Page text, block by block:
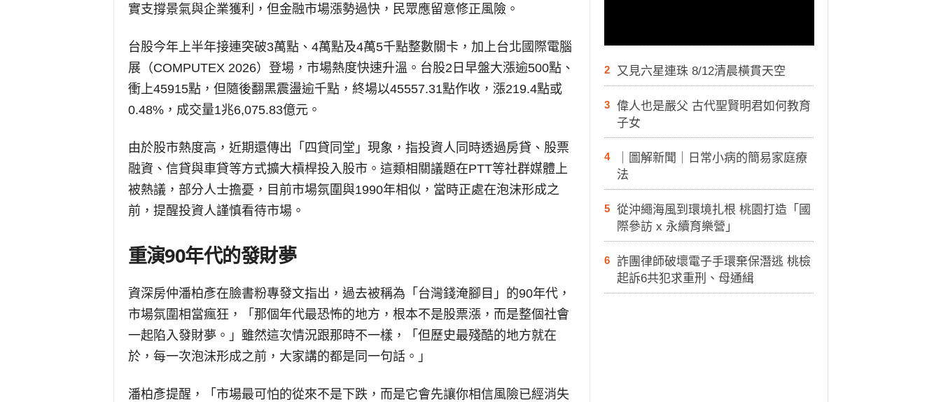
實支撐景氣與企業獲利，但金融市場漲勢過快，民眾應留意修正風險。
台股今年上半年接連突破3萬點、4萬點及4萬5千點整數關卡，加上台北國際電腦
展（COMPUTEX 2026）登場，市場熱度快速升溫。台股2日早盤大漲逾500點、
衝上45915點，但隨後翻黑震盪逾千點，終場以45557.31點作收，漲219.4點或
0.48%，成交量1兆6,075.83億元。
由於股市熱度高，近期還傳出「四貸同堂」現象，指投資人同時透過房貸、股票
融資、信貸與車貸等方式擴大槓桿投入股市。這類相關議題在PTT等社群媒體上
被熱議，部分人士擔憂，目前市場氛圍與1990年相似，當時正處在泡沫形成之
前，提醒投資人謹慎看待市場。
重演90年代的發財夢
資深房仲潘柏彥在臉書粉專發文指出，過去被稱為「台灣錢淹腳目」的90年代，
市場氛圍相當瘋狂，「那個年代最恐怖的地方，根本不是股票漲，而是整個社會
一起陷入發財夢。」雖然這次情況跟那時不一樣，「但歷史最殘酷的地方就在
於，每一次泡沫形成之前，大家講的都是同一句話。」
潘柏彥提醒，「市場最可怕的從來不是下跌，而是它會先讓你相信風險已經消失
2 又見六星連珠 8/12清晨橫貫天空
3
偉人也是嚴父 古代聖賢明君如何教育
子女
4
｜圖解新聞｜日常小病的簡易家庭療
法
5
從沖繩海風到環境扎根 桃園打造「國
際參訪 x 永續育樂營」
6
詐團律師破壞電子手環棄保潛逃 桃檢
起訴6共犯求重刑、母通緝